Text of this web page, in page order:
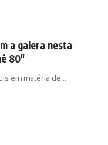
a galera nesta
80″
em matéria de…